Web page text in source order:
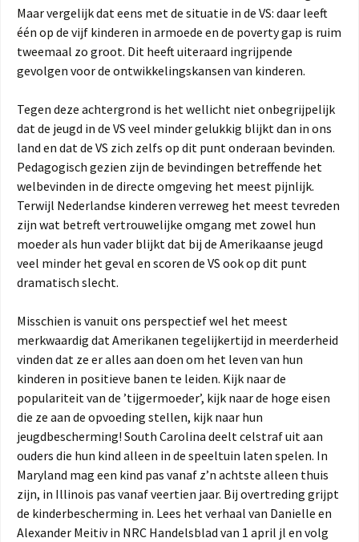
Maar vergelijk dat eens met de situatie in de VS: daar leeft
één op de vijf kinderen in armoede en de poverty gap is ruim
tweemaal zo groot. Dit heeft uiteraard ingrijpende
gevolgen voor de ontwikkelingskansen van kinderen.
Tegen deze achtergrond is het wellicht niet onbegrijpelijk
dat de jeugd in de VS veel minder gelukkig blijkt dan in ons
land en dat de VS zich zelfs op dit punt onderaan bevinden.
Pedagogisch gezien zijn de bevindingen betreffende het
welbevinden in de directe omgeving het meest pijnlijk.
Terwijl Nederlandse kinderen verreweg het meest tevreden
zijn wat betreft vertrouwelijke omgang met zowel hun
moeder als hun vader blijkt dat bij de Amerikaanse jeugd
veel minder het geval en scoren de VS ook op dit punt
dramatisch slecht.
Misschien is vanuit ons perspectief wel het meest
merkwaardig dat Amerikanen tegelijkertijd in meerderheid
vinden dat ze er alles aan doen om het leven van hun
kinderen in positieve banen te leiden. Kijk naar de
populariteit van de ’tijgermoeder’, kijk naar de hoge eisen
die ze aan de opvoeding stellen, kijk naar hun
jeugdbescherming! South Carolina deelt celstraf uit aan
ouders die hun kind alleen in de speeltuin laten spelen. In
Maryland mag een kind pas vanaf z’n achtste alleen thuis
zijn, in Illinois pas vanaf veertien jaar. Bij overtreding grijpt
de kinderbescherming in. Lees het verhaal van Danielle en
Alexander Meitiv in NRC Handelsblad van 1 april jl en volg